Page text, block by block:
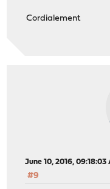
Cordialement
June 10, 2016, 09:18:03
#9